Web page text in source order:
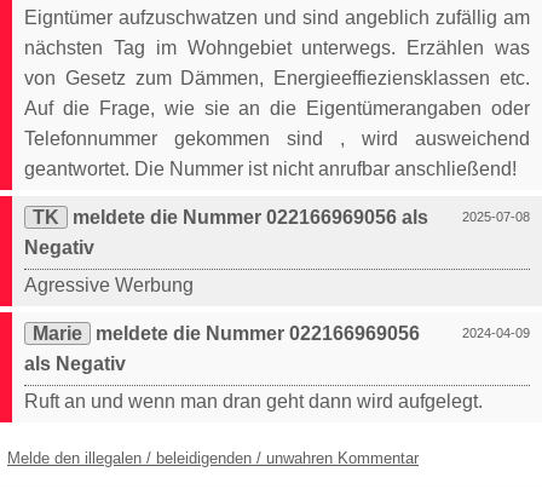
Eigntümer aufzuschwatzen und sind angeblich zufällig am
nächsten Tag im Wohngebiet unterwegs. Erzählen was
von Gesetz zum Dämmen, Energieeffieziensklassen etc.
Auf die Frage, wie sie an die Eigentümerangaben oder
Telefonnummer gekommen sind , wird ausweichend
geantwortet. Die Nummer ist nicht anrufbar anschließend!
2025-07-08
TK
meldete die Nummer 022166969056 als
Negativ
Agressive Werbung
2024-04-09
Marie
meldete die Nummer 022166969056
als Negativ
Ruft an und wenn man dran geht dann wird aufgelegt.
Melde den illegalen / beleidigenden / unwahren Kommentar